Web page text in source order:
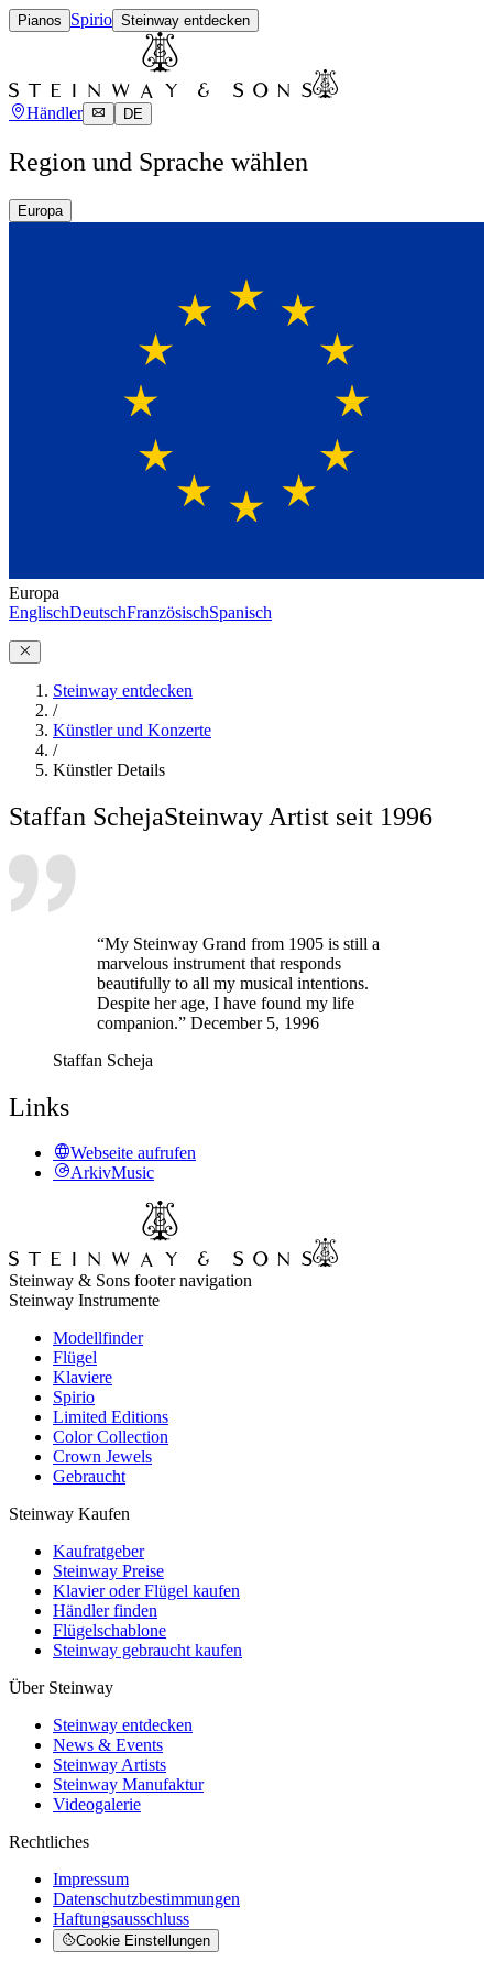
Pianos Spirio Steinway entdecken
Händler DE
Region und Sprache wählen
Europa
Europa
EnglischDeutschFranzösischSpanisch
Steinway entdecken
/
Künstler und Konzerte
/
Künstler Details
Staffan SchejaSteinway Artist seit 1996
“My Steinway Grand from 1905 is still a
marvelous instrument that responds
beautifully to all my musical intentions.
Despite her age, I have found my life
companion.” December 5, 1996
Staffan Scheja
Links
Webseite aufrufen
ArkivMusic
Steinway & Sons footer navigation
Steinway Instrumente
Modellfinder
Flügel
Klaviere
Spirio
Limited Editions
Color Collection
Crown Jewels
Gebraucht
Steinway Kaufen
Kaufratgeber
Steinway Preise
Klavier oder Flügel kaufen
Händler finden
Flügelschablone
Steinway gebraucht kaufen
Über Steinway
Steinway entdecken
News & Events
Steinway Artists
Steinway Manufaktur
Videogalerie
Rechtliches
Impressum
Datenschutzbestimmungen
Haftungsausschluss
Cookie Einstellungen